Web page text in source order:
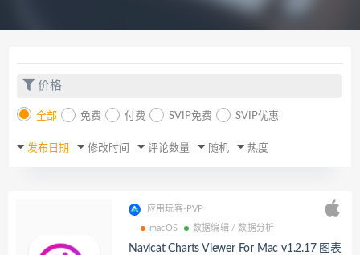
价格
全部 免费 付费 SVIP免费 SVIP优惠
发布日期 修改时间 评论数量 随机 热度
应用玩客-PVP
macOS 数据编辑 / 数据分析
Navicat Charts Viewer For Mac v1.2.17 图表